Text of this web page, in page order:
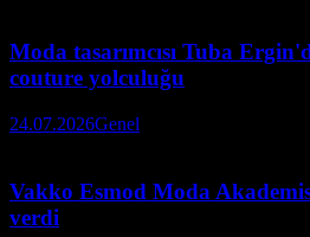
Moda tasarımcısı Tuba
couture yolculuğu
24.07.2026Genel
Vakko Esmod Moda
verdi